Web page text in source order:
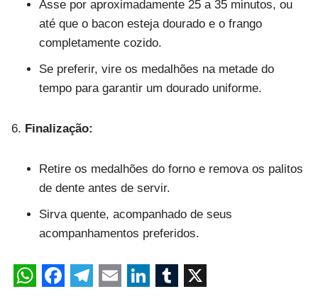
Asse por aproximadamente 25 a 35 minutos, ou
até que o bacon esteja dourado e o frango
completamente cozido.
Se preferir, vire os medalhões na metade do
tempo para garantir um dourado uniforme.
Finalização:
Retire os medalhões do forno e remova os palitos
de dente antes de servir.
Sirva quente, acompanhado de seus
acompanhamentos preferidos.